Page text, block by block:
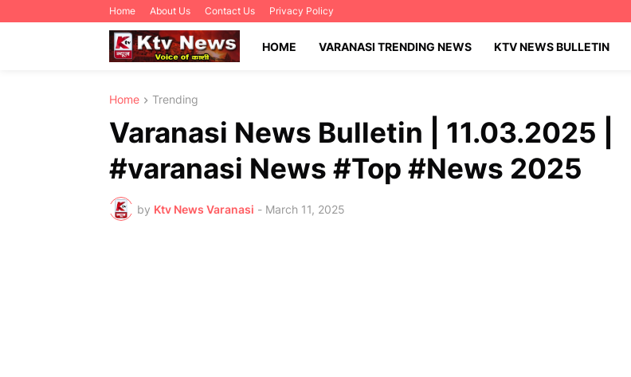
Home About Us Contact Us Privacy Policy
HOME VARANASI TRENDING NEWS KTV NEWS BULLETIN
Home Trending
Varanasi News Bulletin | 11.03.2025 |
#varanasi News #Top #News 2025
by Ktv News Varanasi - March 11, 2025